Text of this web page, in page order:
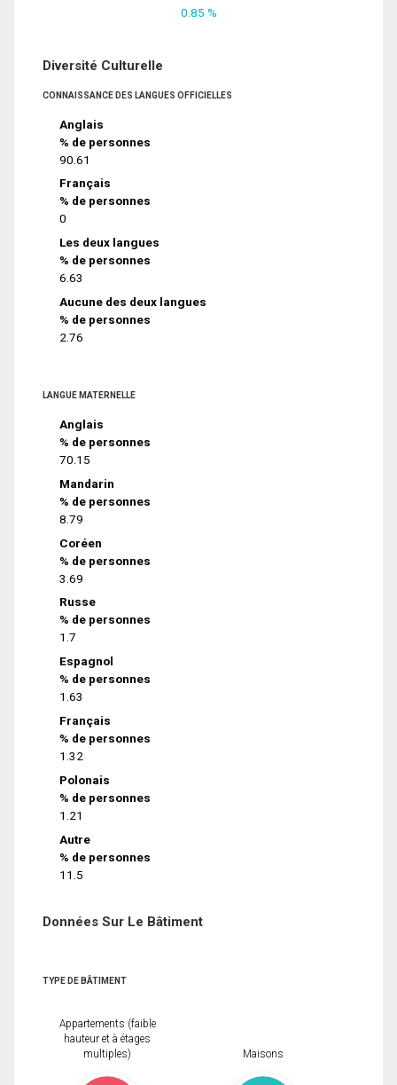
0.85 %
Diversité Culturelle
CONNAISSANCE DES LANGUES OFFICIELLES
Anglais
% de personnes
90.61
Français
% de personnes
0
Les deux langues
% de personnes
6.63
Aucune des deux langues
% de personnes
2.76
LANGUE MATERNELLE
Anglais
% de personnes
70.15
Mandarin
% de personnes
8.79
Coréen
% de personnes
3.69
Russe
% de personnes
1.7
Espagnol
% de personnes
1.63
Français
% de personnes
1.32
Polonais
% de personnes
1.21
Autre
% de personnes
11.5
Données Sur Le Bâtiment
TYPE DE BÂTIMENT
Appartements (faible
hauteur et à étages
multiples)
Maisons